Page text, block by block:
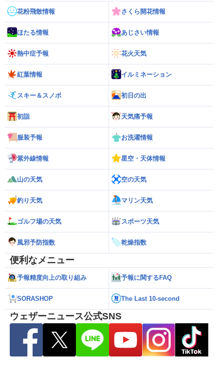
花粉飛散情報 さくら開花情報
ほたる情報 あじさい情報
熱中症予報 花火天気
紅葉情報 イルミネーション
スキー＆スノボ 初日の出
初詣 天気痛予報
服装予報 お洗濯情報
紫外線情報 星空・天体情報
山の天気 空の天気
釣り天気 マリン天気
ゴルフ場の天気 スポーツ天気
風邪予防指数 乾燥指数
便利なメニュー
予報精度向上の取り組み 予報に関するFAQ
SORASHOP The Last 10-second
ウェザーニュース公式SNS